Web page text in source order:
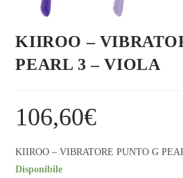
KIIROO –
PEARL 3 – VIOLA
106,60€
KIIROO – VIBRATORE PUNTO G
Disponibile